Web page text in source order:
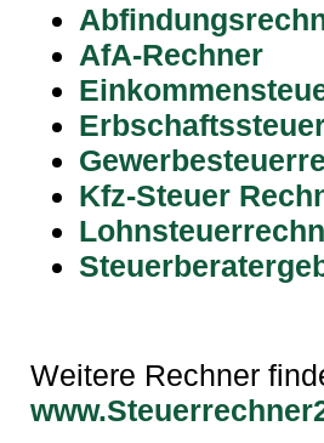
AfA-Rechner
Kfz-Steuer
Weitere Rechner